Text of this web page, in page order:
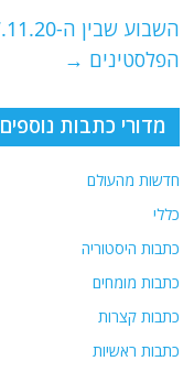
הפלסטינים →
מדורי כתבות נוספים
חדשות מהעולם
כללי
כתבות היסטוריה
כתבות מומחים
כתבות קצרות
כתבות ראשיות